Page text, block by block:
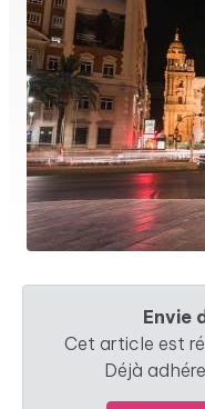
Envie
Cet article est
Déjà